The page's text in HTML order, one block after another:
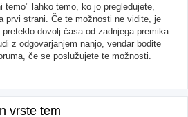
lahko temo, ko jo pregledujete,
prvi strani. Če te možnosti ne vidite, je
dovolj časa od zadnjega premika.
z odgovarjanjem nanjo, vendar bodite
če se poslužujete te možnosti.
vrste tem